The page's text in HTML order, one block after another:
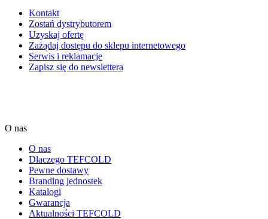
Kontakt
Zostań dystrybutorem
Uzyskaj ofertę
Zażądaj dostępu do sklepu internetowego
Serwis i reklamacje
Zapisz się do newslettera
O nas
O nas
Dlaczego TEFCOLD
Pewne dostawy
Branding jednostek
Katalogi
Gwarancja
Aktualności TEFCOLD